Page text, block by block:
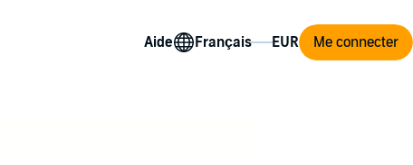
Aide Me connecter